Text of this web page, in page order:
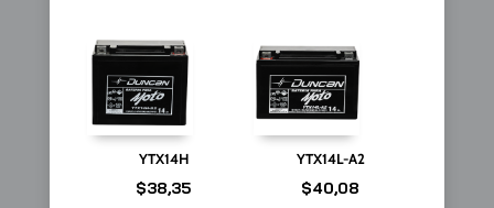
YTX14H
$38,35
YTX14L-A2
$40,08